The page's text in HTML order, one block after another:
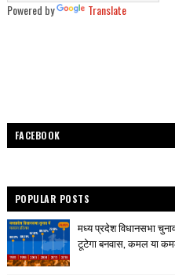
Powered by Translate
FACEBOOK
POPULAR POSTS
मध्य प्रदेश विधानसभा
टूटेगा बनवास, कमल या